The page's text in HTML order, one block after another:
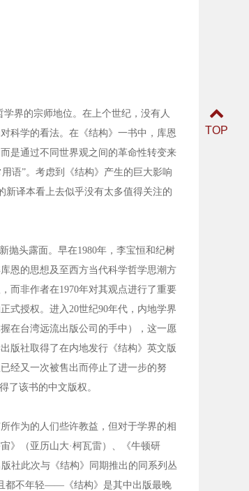
界的宗师地位。在上个世纪，没有人
科学的看法。在《结构》一书中，库恩
是通过不同世界观之间的革命性转变来
语”。考虑到《结构》产生的巨大影响
新译本看上去似乎没有太多值得关注的
头露面。早在1980年，李宝恒和纪树
恩的思想及至西方当代科学哲学思潮方
而非作者在1970年对其观点进行了重要
式授权。进入20世纪90年代，内地学界
在台湾远流出版公司的手中），这一愿
版社取得了在内地发行《结构》英文版
经又一次被售出而停止了进一步的努
了该书的中文版权。
为的人们些许教益，但对于学界的相
》（亚历山大·柯瓦雷）、《牛顿研
社此次与《结构》同期推出的同系列丛
都不年轻——《结构》是其中出版最晚
TOP